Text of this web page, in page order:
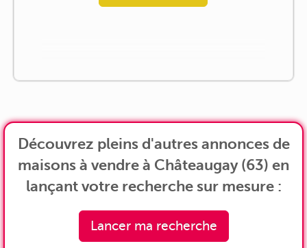
Découvrez pleins d'autres annonces de
maisons à vendre à Châteaugay (63) en
lançant votre recherche sur mesure :
Lancer ma recherche